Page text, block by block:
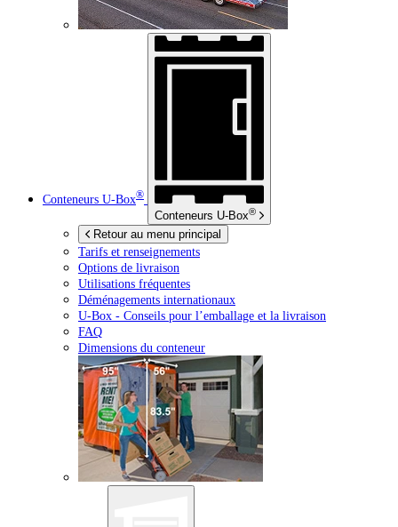
Conteneurs U-Box®
Conteneurs U-Box®
Retour au menu principal
Tarifs et renseignements
Options de livraison
Utilisations fréquentes
Déménagements internationaux
U-Box - Conseils pour l’emballage et la livraison
FAQ
Dimensions du conteneur